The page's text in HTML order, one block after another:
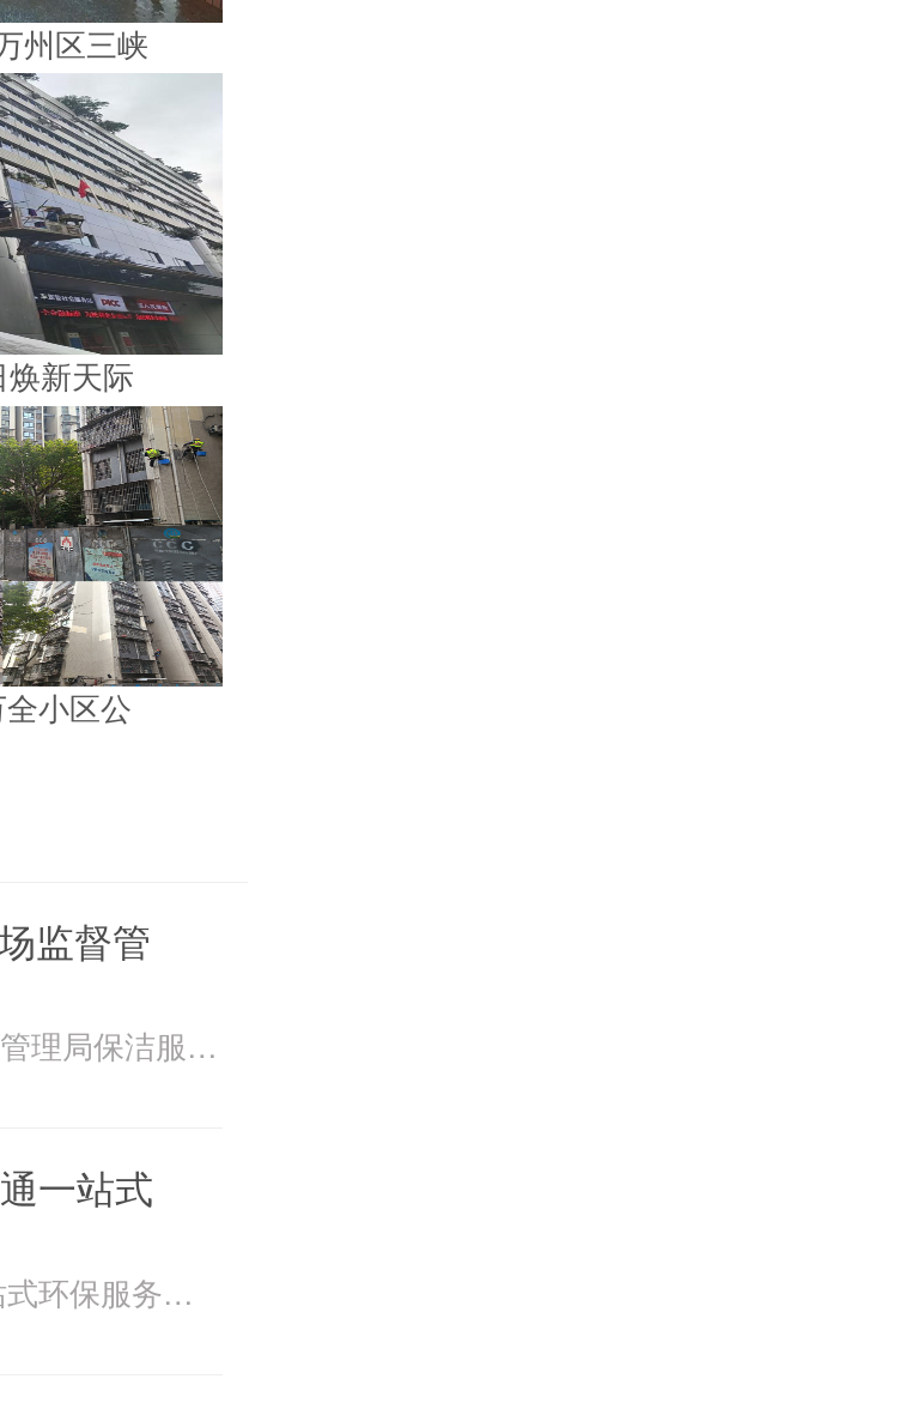
州区三峡
焕新天际
小区公
监督管
2026年4月15日万州龙驹市场监督管理局保洁服务由重庆美
一站式
美万家：污水处理、管道疏通一站式环保服务美万家公司，